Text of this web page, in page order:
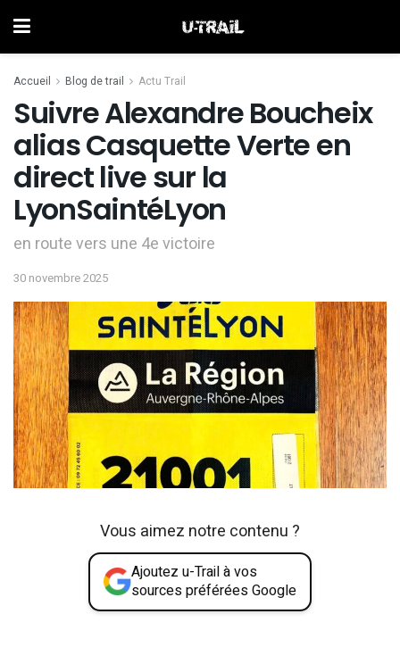
Accueil Blog de trail Actu Trail
Suivre Alexandre Boucheix
alias Casquette Verte en
direct live sur la
LyonSaintéLyon
en route vers une 4e victoire
30 novembre 2025
Vous aimez notre contenu ?
Ajoutez u-Trail à vos
sources préférées Google